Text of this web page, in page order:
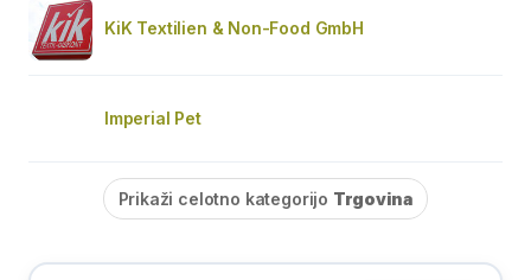
KiK Textilien & Non-Food GmbH
Imperial Pet
Prikaži celotno kategorijo Trgovina